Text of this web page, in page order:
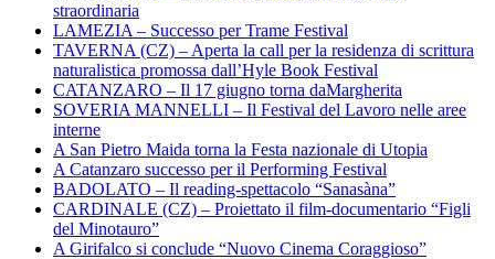
straordinaria
LAMEZIA – Successo per Trame Festival
TAVERNA (CZ) – Aperta la call per la residenza di scrittura
naturalistica promossa dall’Hyle Book Festival
CATANZARO – Il 17 giugno torna daMargherita
SOVERIA MANNELLI – Il Festival del Lavoro nelle aree
interne
A San Pietro Maida torna la Festa nazionale di Utopia
A Catanzaro successo per il Performing Festival
BADOLATO – Il reading-spettacolo “Sanasàna”
CARDINALE (CZ) – Proiettato il film-documentario “Figli
del Minotauro”
A Girifalco si conclude “Nuovo Cinema Coraggioso”